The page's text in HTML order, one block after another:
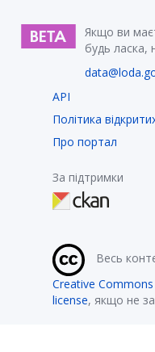
Якщо ви
будь ласка,
API
Політика
Про портал
За підтримки
Весь
Creative
license, якщо не